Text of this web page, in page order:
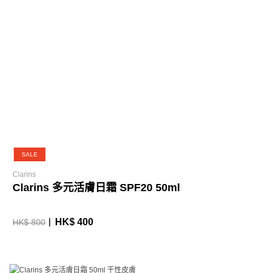
SALE
Clarins
Clarins 多元活膚日霜 SPF20 50ml
HK$ 800 HK$ 400